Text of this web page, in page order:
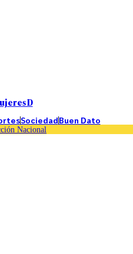
D
SociedadBuen Dato
Nacional